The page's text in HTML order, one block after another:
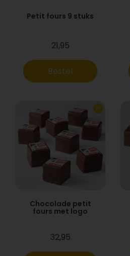
Petit fours 9 stuks
21,95
Bestel
Chocolade petit
fours met logo
32,95